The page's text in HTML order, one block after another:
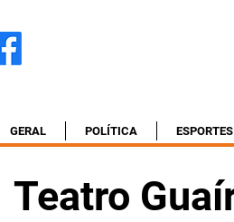
GERAL POLÍTICA ESPORTES
Teatro